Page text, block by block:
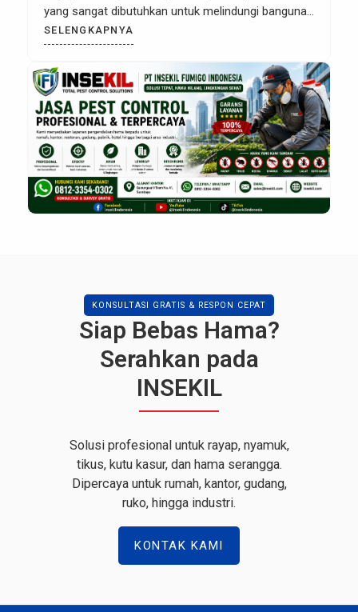
yang sangat dibutuhkan untuk melindungi bangunan
dari ancaman rayap. Serangan rayap sering kali
tidak terlihat secara kasat mata, namun dampaknya
bisa sangat merugikan. Kayu lapuk, struktur
bangunan melemah, hingga kerusakan perabot
adalah risiko nyata jika rayap […]
SELENGKAPNYA
KONSULTASI GRATIS & RESPON CEPAT
Siap Bebas Hama?
Serahkan pada
INSEKIL
Solusi profesional untuk rayap, nyamuk,
tikus, kutu kasur, dan hama serangga.
Dipercaya untuk rumah, kantor, gudang,
ruko, hingga industri.
KONTAK KAMI